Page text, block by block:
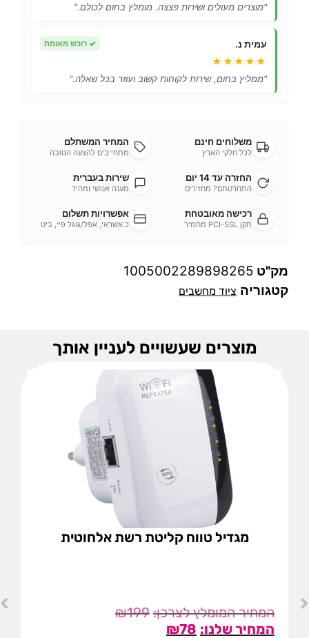
"מוצרים מעולים ושירות פצצה. מומלץ בחום לכולם."
עמית נ. ✓ רוכש מאומת
★★★★★
"ממליץ בחום, שירות לקוחות קשוב ועוזר בכל שאלה."
משלוחים חינם
לכל חלקי הארץ
המחיר המשתלם
מתחייבים להצעה הטובה
החזרה עד 14 יום
התחרטתם? מחזירים
שירות בעברית
מענה אנושי ומהיר
רכישה מאובטחת
תקן PCI-SSL מחמיר
אפשרויות תשלום
כ.אשראי, אפל/גוגל פיי, ביט
מק"ט 1005002289898265
קטגוריה ציוד מחשבים
מוצרים שעשויים לעניין אותך
מגדיל טווח קליטת רשת אלחוטית
₪199
₪78